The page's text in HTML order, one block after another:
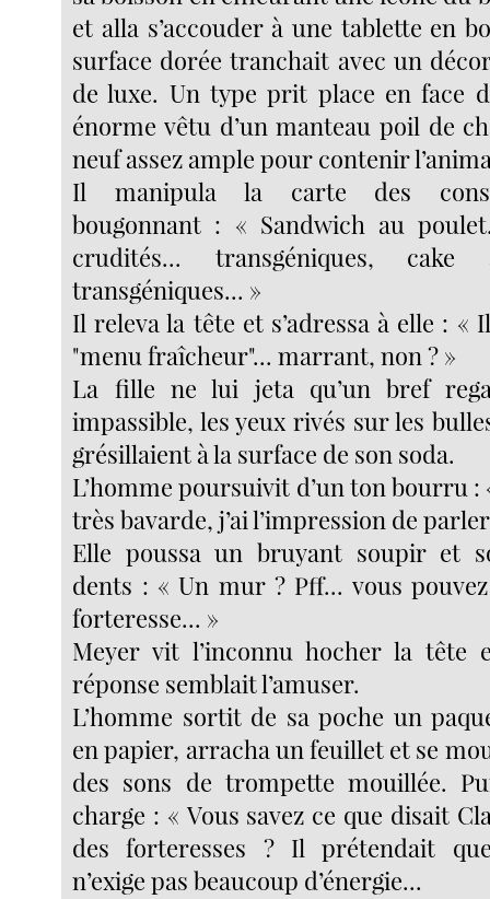
et alla s’accouder à une tablette en
surface dorée tranchait avec un
de luxe. Un type prit place en face
énorme vêtu d’un manteau poil de
neuf assez ample pour contenir
Il manipula la carte des
bougonnant : « Sandwich au
crudités... transgéniques, cake
transgéniques... »
Il releva la tête et s’adressa à elle : «
"menu fraîcheur"... marrant, non ? »
La fille ne lui jeta qu’un bref
impassible, les yeux rivés sur les
grésillaient à la surface de son soda.
L’homme poursuivit d’un ton bourru :
très bavarde, j’ai l’impression de
Elle poussa un bruyant soupir et
dents : « Un mur ? Pff... vous
forteresse... »
Meyer vit l’inconnu hocher la
réponse semblait l’amuser.
L’homme sortit de sa poche un
en papier, arracha un feuillet et se
des sons de trompette mouillée.
charge : « Vous savez ce que disait
des forteresses ? Il prétendait
n’exige pas beaucoup d’énergie...